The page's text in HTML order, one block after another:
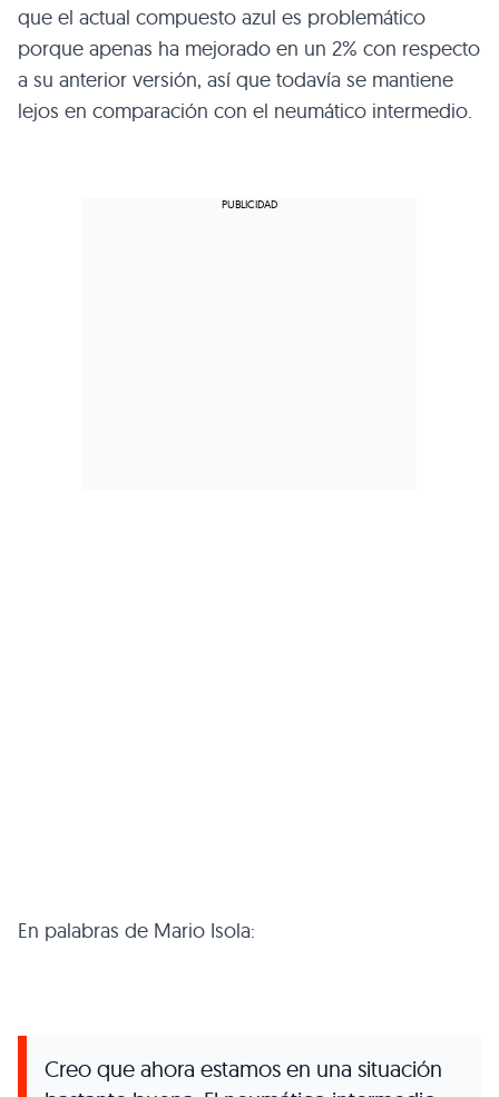
que el actual compuesto azul es problemático
porque apenas ha mejorado en un 2% con respecto
a su anterior versión, así que todavía se mantiene
lejos en comparación con el neumático intermedio.
En palabras de Mario Isola:
Creo que ahora estamos en una situación